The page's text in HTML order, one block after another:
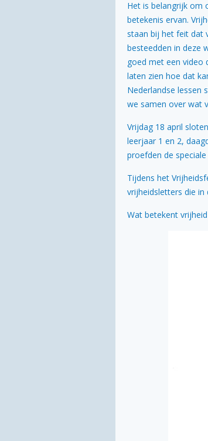
Het is belangrijk om
betekenis ervan.
staan bij het feit dat
besteedden in deze
goed met een video
laten zien hoe dat
Nederlandse lessen
we samen over wat
Vrijdag 18 april
leerjaar 1 en 2,
proefden de speciale
Tijdens het
vrijheidsletters die in
Wat betekent